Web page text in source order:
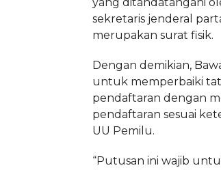
yang ditandatangani
sekretaris jenderal
merupakan surat fisik.
Dengan demikian,
untuk memperbaiki
pendaftaran dengan
pendaftaran sesuai
UU Pemilu.
“Putusan ini wajib